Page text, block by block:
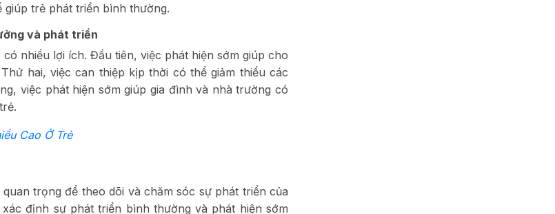
trẻ phát triển bình thường.
và phát triển
nhiều lợi ích. Đầu tiên, việc phát hiện sớm giúp cho
hai, việc can thiệp kịp thời có thể giảm thiểu các
việc phát hiện sớm giúp gia đình và nhà trường có
Cao Ở Trẻ
trọng để theo dõi và chăm sóc sự phát triển của
định sự phát triển bình thường và phát hiện sớm